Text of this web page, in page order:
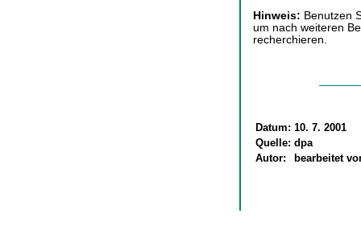
Hinweis: Benutzen
um nach weiteren
recherchieren.
Datum: 10. 7. 2001
Quelle: dpa
Autor:
bearbeitet